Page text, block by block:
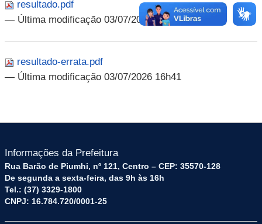
resultado.pdf
— Última modificação 03/07/2026 16h41
resultado-errata.pdf
— Última modificação 03/07/2026 16h41
Informações da Prefeitura
Rua Barão de Piumhi, nº 121, Centro – CEP: 35570-128
De segunda a sexta-feira, das 9h às 16h
Tel.: (37) 3329-1800
CNPJ: 16.784.720/0001-25